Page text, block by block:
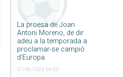
La proesa de Joan
Antoni Moreno, de dir
adeu a la temporada a
proclamar-se campió
d’Europa
07/08/2026 04:50